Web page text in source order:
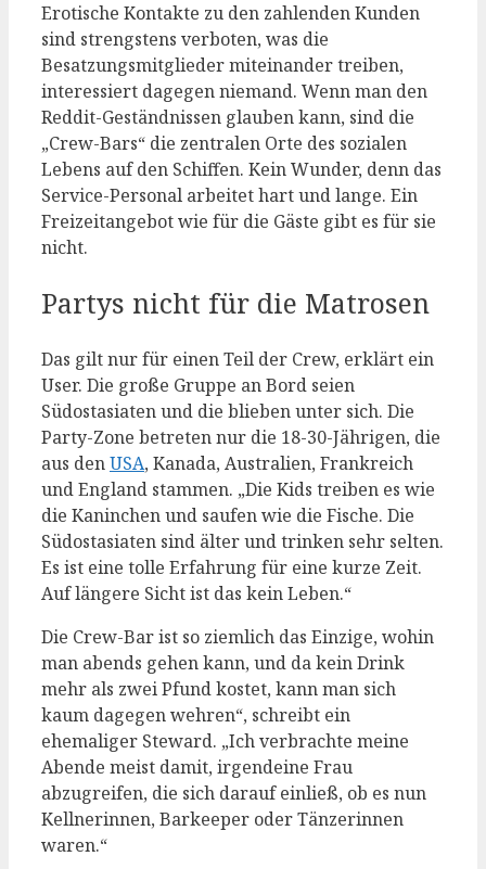
Erotische Kontakte zu den zahlenden Kunden
sind strengstens verboten, was die
Besatzungsmitglieder miteinander treiben,
interessiert dagegen niemand. Wenn man den
Reddit-Geständnissen glauben kann, sind die
„Crew-Bars“ die zentralen Orte des sozialen
Lebens auf den Schiffen. Kein Wunder, denn das
Service-Personal arbeitet hart und lange. Ein
Freizeitangebot wie für die Gäste gibt es für sie
nicht.
Partys nicht für die Matrosen
Das gilt nur für einen Teil der Crew, erklärt ein
User. Die große Gruppe an Bord seien
Südostasiaten und die blieben unter sich. Die
Party-Zone betreten nur die 18-30-Jährigen, die
aus denUSA, Kanada, Australien, Frankreich
und England stammen. „Die Kids treiben es wie
die Kaninchen und saufen wie die Fische. Die
Südostasiaten sind älter und trinken sehr selten.
Es ist eine tolle Erfahrung für eine kurze Zeit.
Auf längere Sicht ist das kein Leben.“
Die Crew-Bar ist so ziemlich das Einzige, wohin
man abends gehen kann, und da kein Drink
mehr als zwei Pfund kostet, kann man sich
kaum dagegen wehren“, schreibt ein
ehemaliger Steward. „Ich verbrachte meine
Abende meist damit, irgendeine Frau
abzugreifen, die sich darauf einließ, ob es nun
Kellnerinnen, Barkeeper oder Tänzerinnen
waren.“